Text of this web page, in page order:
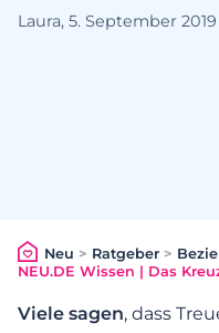
Laura, 5. September 2019
Neu > Ratgeber >
NEU.DE Wissen | Das
Viele sagen, dass